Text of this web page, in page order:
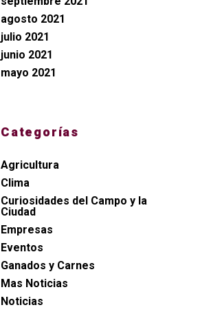
agosto 2021
julio 2021
junio 2021
mayo 2021
Categorías
Agricultura
Clima
Curiosidades del Campo y la
Ciudad
Empresas
Eventos
Ganados y Carnes
Mas Noticias
Noticias